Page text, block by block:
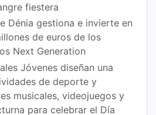
fiestera
Dénia gestiona e invierte en
de euros de los
Next Generation
Jóvenes diseñan una
de deporte y
musicales, videojuegos y
para celebrar el Día